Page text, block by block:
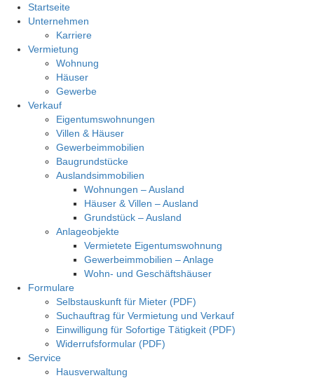
Startseite
Unternehmen
Karriere
Vermietung
Wohnung
Häuser
Gewerbe
Verkauf
Eigentumswohnungen
Villen & Häuser
Gewerbeimmobilien
Baugrundstücke
Auslandsimmobilien
Wohnungen – Ausland
Häuser & Villen – Ausland
Grundstück – Ausland
Anlageobjekte
Vermietete Eigentumswohnung
Gewerbeimmobilien – Anlage
Wohn- und Geschäftshäuser
Formulare
Selbstauskunft für Mieter (PDF)
Suchauftrag für Vermietung und Verkauf
Einwilligung für Sofortige Tätigkeit (PDF)
Widerrufsformular (PDF)
Service
Hausverwaltung